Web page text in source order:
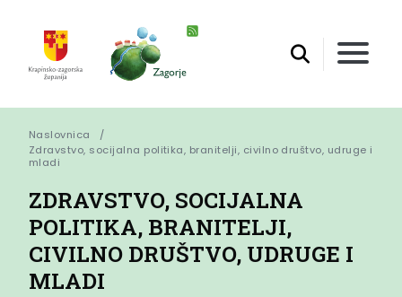
Naslovnica
Zdravstvo, socijalna politika, branitelji, civilno društvo, udruge i
mladi
ZDRAVSTVO, SOCIJALNA
POLITIKA, BRANITELJI,
CIVILNO DRUŠTVO, UDRUGE I
MLADI